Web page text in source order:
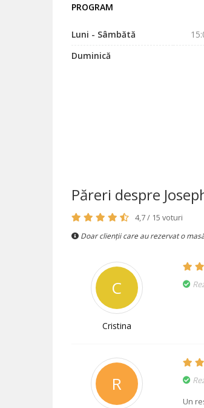
PROGRAM
Luni - Sâmbătă
Duminică
Păreri despre
4,7 / 15 voturi
Doar clienții care au rezervat o
C
Cristina
R
Un